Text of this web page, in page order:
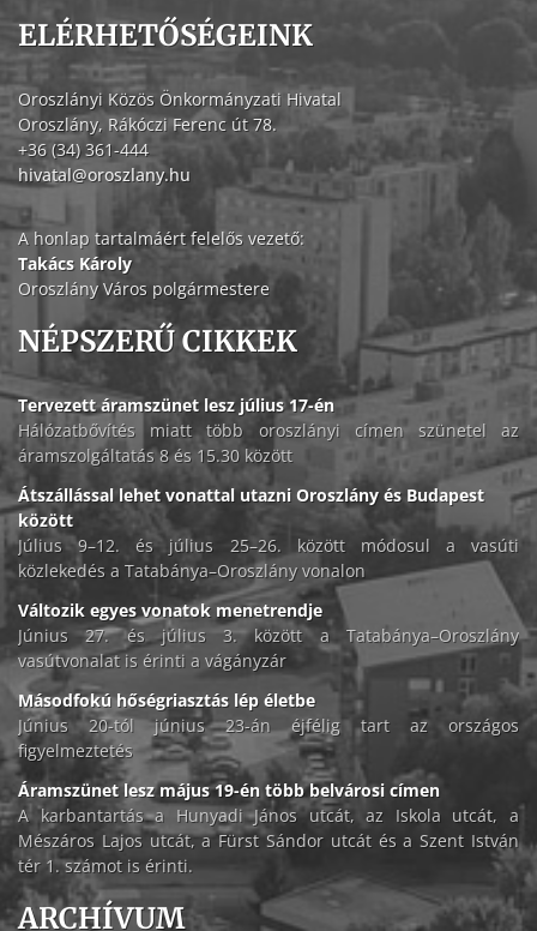
ELÉRHETŐSÉGEINK
Oroszlányi Közös Önkormányzati Hivatal
Oroszlány, Rákóczi Ferenc út 78.
+36 (34) 361-444
hivatal@oroszlany.hu
A honlap tartalmáért felelős vezető:
Takács Károly
Oroszlány Város polgármestere
NÉPSZERŰ CIKKEK
Tervezett áramszünet lesz július 17-én
Hálózatbővítés miatt több oroszlányi címen szünetel az
áramszolgáltatás 8 és 15.30 között
Átszállással lehet vonattal utazni Oroszlány és Budapest
között
Július 9–12. és július 25–26. között módosul a vasúti
közlekedés a Tatabánya–Oroszlány vonalon
Változik egyes vonatok menetrendje
Június 27. és július 3. között a Tatabánya–Oroszlány
vasútvonalat is érinti a vágányzár
Másodfokú hőségriasztás lép életbe
Június 20-tól június 23-án éjfélig tart az országos
figyelmeztetés
Áramszünet lesz május 19-én több belvárosi címen
A karbantartás a Hunyadi János utcát, az Iskola utcát, a
Mészáros Lajos utcát, a Fürst Sándor utcát és a Szent István
tér 1. számot is érinti.
ARCHÍVUM